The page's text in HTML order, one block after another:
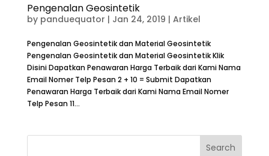
Pengenalan Geosintetik
by panduequator | Jan 24, 2019 | Artikel
Pengenalan Geosintetik dan Material Geosintetik
Pengenalan Geosintetik dan Material Geosintetik Klik
Disini Dapatkan Penawaran Harga Terbaik dari Kami Nama
Email Nomer Telp Pesan 2 + 10 = Submit Dapatkan
Penawaran Harga Terbaik dari Kami Nama Email Nomer
Telp Pesan 11...